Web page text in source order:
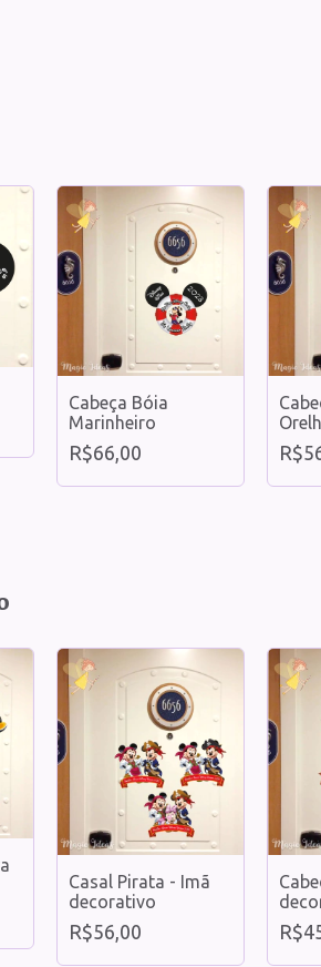
Cabeça Bóia
Marinheiro
R$66,00
Casal Pirata - Imã
decorativo
R$56,00